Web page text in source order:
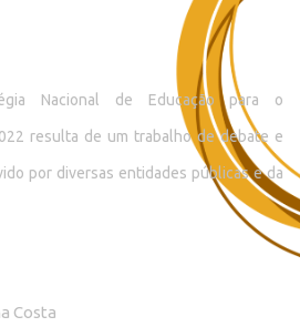
Nacional de Educação para o
resulta de um trabalho de debate e
por diversas entidades públicas e da
Costa